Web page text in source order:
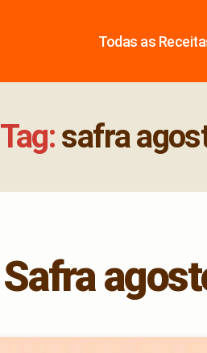
Todas as
Tag:safra
Safra